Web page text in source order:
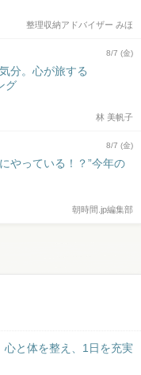
整理収納アドバイザー みほ
8/7 (金)
分。心が旅する
グ
林 美帆子
8/7 (金)
やっている！？”今年の
朝時間.jp編集部
と体を整え、1日を充実